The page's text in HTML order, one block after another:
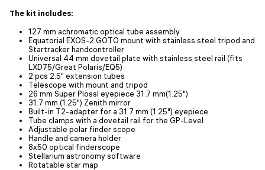
The kit includes:
127 mm achromatic optical tube assembly
Equatorial EXOS-2 GOTO mount with stainless steel tripod and
Startracker handcontroller
Universal 44 mm dovetail plate with stainless steel rail (fits
LXD75/Great Polaris/EQ5)
2 pcs 2.5" extension tubes
Telescope with mount and tripod
26 mm Super Plössl eyepiece 31.7 mm(1.25")
31.7 mm (1.25") Zenith mirror
Built-in T2-adapter for a 31.7 mm (1.25") eyepiece
Tube clamps with a dovetail rail for the GP-Level
Adjustable polar finder scope
Handle and camera holder
8x50 optical finderscope
Stellarium astronomy software
Rotatable star map